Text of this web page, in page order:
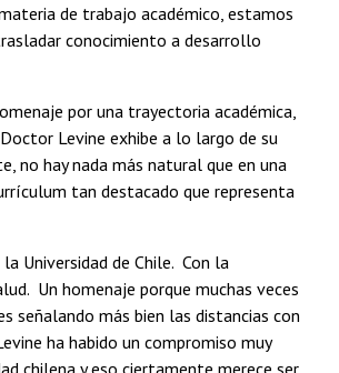
de trabajo académico, estamos
conocimiento a desarrollo
por una trayectoria académica,
Levine exhibe a lo largo de su
no hay nada más natural que en una
tan destacado que representa
Universidad de Chile. Con la
Un homenaje porque muchas veces
señalando más bien las distancias con
ha habido un compromiso muy
chilena y eso ciertamente merece ser